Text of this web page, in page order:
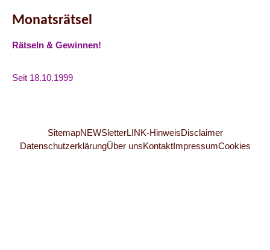
Monatsrätsel
Rätseln & Gewinnen!
Seit 18.10.1999
SitemapNEWSletterLINK-HinweisDisclaimer
DatenschutzerklärungÜber unsKontaktImpressumCookies